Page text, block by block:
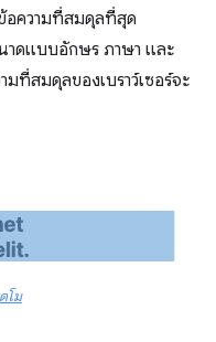
อความที่สมดุลที่สุด
ดแบบอักษร ภาษา และ
ที่สมดุลของเบราว์เซอร์จะ
โม